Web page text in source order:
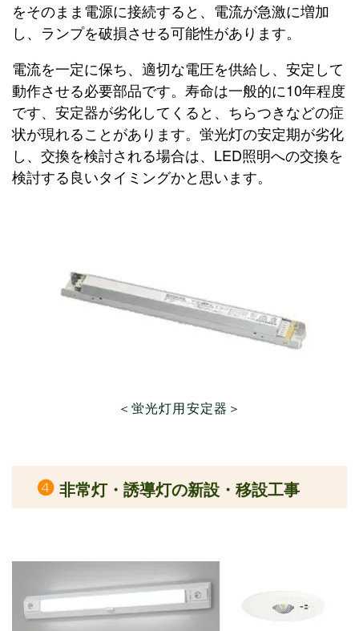
をそのまま電源に接続すると、電流が急激に増加
し、ランプを破損させる可能性があります。
電流を一定に保ち、適切な電圧を供給し、安定して
動作させる必要部品です。寿命は一般的に10年程度
です、安定器が劣化してくると、ちらつきなどの症
状が現れることがあります。蛍光灯の安定期が劣化
し、交換を検討される場合は、LED照明への交換を
検討する良いタイミングかと思います。
＜蛍光灯用安定器＞
❹ 非常灯・誘導灯の新設・移設工事